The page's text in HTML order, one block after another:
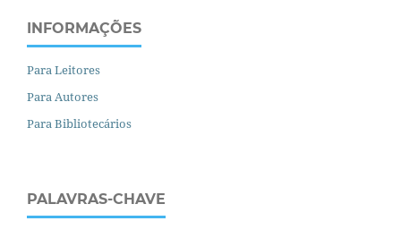
INFORMAÇÕES
Para Leitores
Para Autores
Para Bibliotecários
PALAVRAS-CHAVE